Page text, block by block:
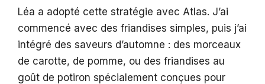
Léa a adopté cette stratégie avec Atlas. J’ai
commencé avec des friandises simples, puis j’ai
intégré des saveurs d’automne : des morceaux
de carotte, de pomme, ou des friandises au
goût de potiron spécialement conçues pour